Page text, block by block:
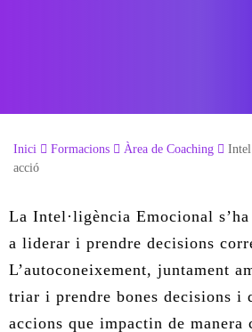
ÀREA DE COACHING
ÀREA DE PEDAGOGIA SISTÈMICA
ÀREA DE INTERVENCIÓ ESTRATÈGICA
ÀREA DE INTERVENCIÓ ESTRATÈGICA
Inici Formacions Àrea de Coaching
acció
La Intel·ligència Emocional
a liderar i prendre decisions
L’autoconeixement, juntament
triar i prendre bones decisions i
accions que impactin de manera